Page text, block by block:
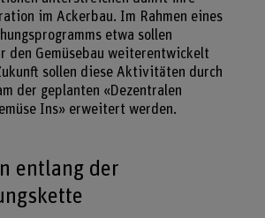
im Ackerbau. Im Rahmen eines
etwa sollen
den Gemüsebau weiterentwickelt
sollen diese Aktivitäten durch
der geplanten «Dezentralen
Ins» erweitert werden.
entlang der